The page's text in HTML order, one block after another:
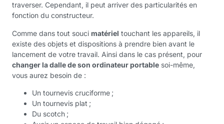
traverser. Cependant, il peut arriver des particularités en
fonction du constructeur.
Comme dans tout souci matériel touchant les appareils, il
existe des objets et dispositions à prendre bien avant le
lancement de votre travail. Ainsi dans le cas présent, pour
changer la dalle de son ordinateur portable soi-même,
vous aurez besoin de :
Un tournevis cruciforme ;
Un tournevis plat ;
Du scotch ;